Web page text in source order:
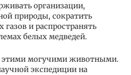
организации,
природы, сократить
и распространять
белых медведей.
этими могучими животными.
экспедиции на